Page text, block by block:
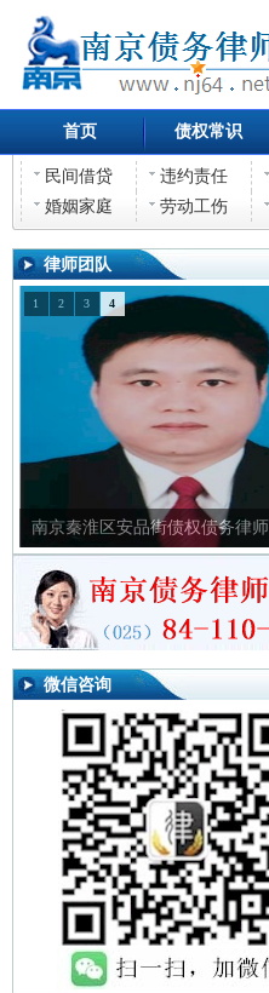
首页 债权常识
民间借贷 违约责任
婚姻家庭
劳动工伤
律师团队
南京秦淮区安品街债权债务律师
1 2 3 4
微信咨询